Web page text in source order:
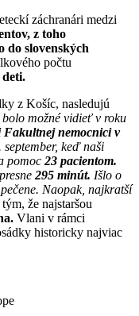
záchranári medzi
z toho
do slovenských
počtu
z Košíc, nasledujú
bolo možné vidieť v roku
nemocnici v
keď naši
pomoc 23 pacientom.
295 minút. Išlo o
Naopak, najkratší
že najstaršou
Vlani v rámci
historicky najviac